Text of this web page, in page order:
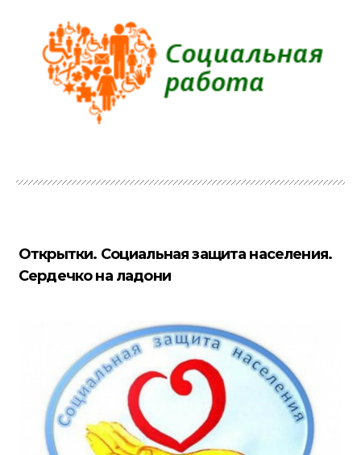
Открытки. Социальная защита населения.
Сердечко на ладони